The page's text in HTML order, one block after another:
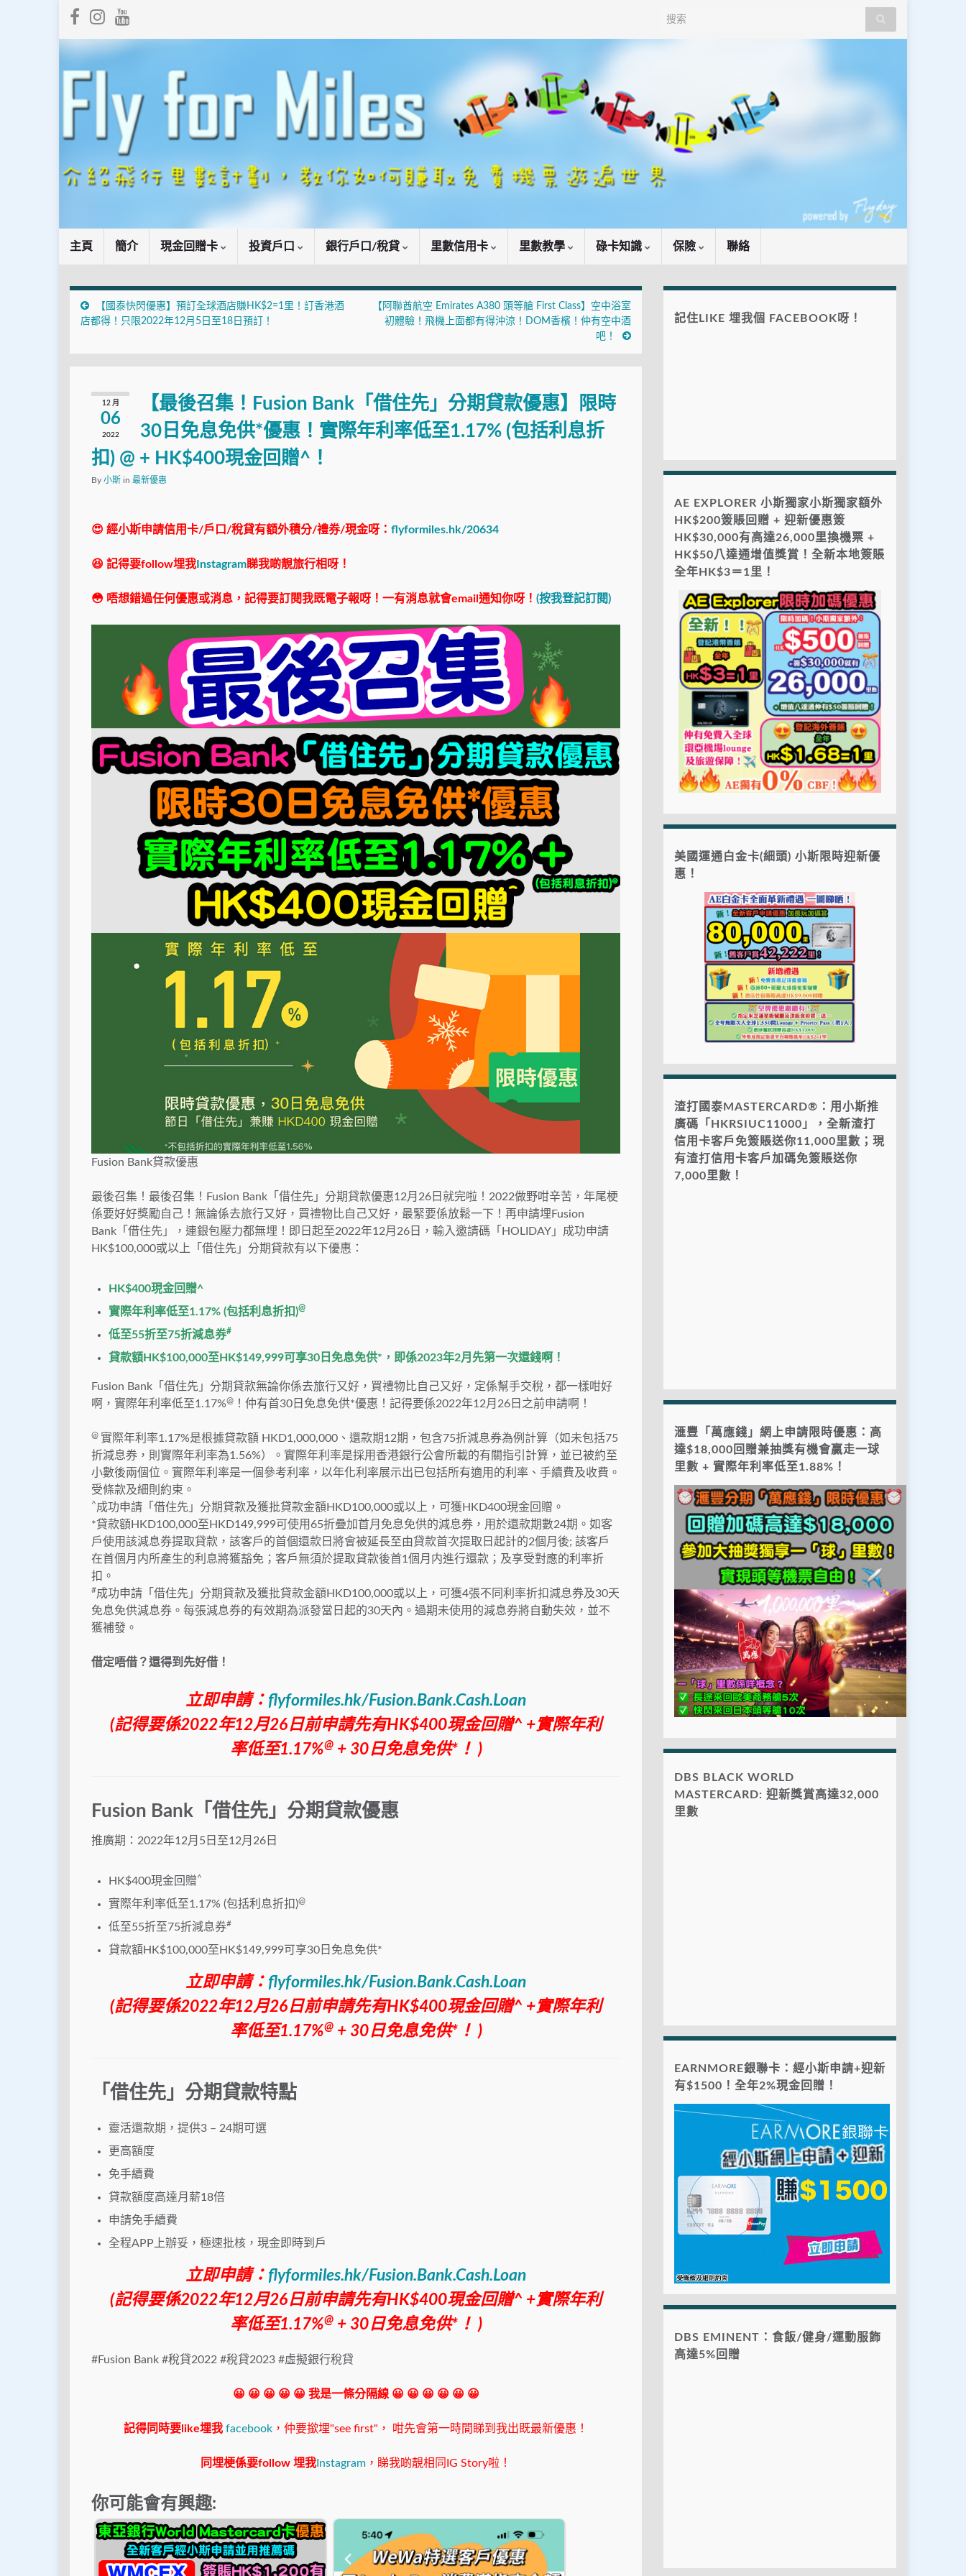
Search for:
主頁 簡介 現金回贈卡 投資戶口 銀行戶口/稅貸 里數信用卡 里數教學 碌卡知識 保險 聯絡
【國泰快閃優惠】預訂全球酒店賺HK$2=1里！訂香港酒
店都得！只限2022年12月5日至18日預訂！
【阿聯酋航空 Emirates A380 頭等艙 First Class】空中浴室
初體驗！飛機上面都有得沖涼！DOM香檳！仲有空中酒
吧！
12 月
06
2022
【最後召集！Fusion Bank「借住先」分期貸款優惠】限時
30日免息免供*優惠！實際年利率低至1.17% (包括利息折
扣) @ + HK$400現金回贈^！
By 小斯 in 最新優惠
😍 經小斯申請信用卡/戶口/稅貸有額外積分/禮券/現金呀： flyformiles.hk/20634
😆 記得要follow埋我 Instagram睇我啲靚旅行相呀！
😳 唔想錯過任何優惠或消息，記得要訂閱我既電子報呀！一有消息就會email通知你呀！ (按我登記訂閱)
Fusion Bank貸款優惠
最後召集！最後召集！Fusion Bank「借住先」分期貸款優惠12月26日就完啦！2022做野咁辛苦，年尾梗
係要好好獎勵自己！無論係去旅行又好，買禮物比自己又好，最緊要係放鬆一下！再申請埋Fusion
Bank「借住先」，連銀包壓力都無埋！即日起至2022年12月26日，輸入邀請碼「HOLIDAY」成功申請
HK$100,000或以上「借住先」分期貸款有以下優惠：
HK$400現金回贈^
實際年利率低至1.17% (包括利息折扣)@
低至55折至75折減息券#
貸款額HK$100,000至HK$149,999可享30 日免息免供* ，即係2023年2月先第一次還錢啊！
Fusion Bank「借住先」分期貸款無論你係去旅行又好，買禮物比自己又好，定係幫手交稅，都一樣咁好
啊，實際年利率低至1.17%@ ！仲有首30日免息免供*優惠！記得要係2022年12月26日之前申請啊！
@ 實際年利率1.17%是根據貸款額 HKD1,000,000、還款期12期，包含75折減息券為例計算（如未包括75
折減息券，則實際年利率為1.56%）。實際年利率是採用香港銀行公會所載的有關指引計算，並已被約至
小數後兩個位。實際年利率是一個參考利率，以年化利率展示出已包括所有適用的利率、手續費及收費。
受條款及細則約束。
^成功申請「借住先」分期貸款及獲批貸款金額HKD100,000或以上，可獲HKD400現金回贈。
*貸款額HKD100,000至HKD149,999可使用65折疊加首月免息免供的減息券，用於還款期數24期。如客
戶使用該減息券提取貸款，該客戶的首個還款日將會被延長至由貸款首次提取日起計的2個月後; 該客戶
在首個月内所產生的利息將獲豁免；客戶無須於提取貸款後首1個月内進行還款；及享受對應的利率折
扣。
#成功申請「借住先」分期貸款及獲批貸款金額HKD100,000或以上，可獲4張不同利率折扣減息券及30天
免息免供減息券。每張減息券的有效期為派發當日起的30天內。過期未使用的減息券將自動失效，並不
獲補發。
借定唔借？還得到先好借！
立即申請： flyformiles.hk/Fusion.Bank.Cash.Loan
(記得要係2022年12月26日前申請先有HK$400現金回贈^ +實際年利
率低至1.17%@+ 30日免息免供*！ )
Fusion Bank「借住先」分期貸款優惠
推廣期：2022年12月5日至12月26日
HK$400現金回贈^
實際年利率低至1.17% (包括利息折扣)@
低至55折至75折減息券#
貸款額HK$100,000至HK$149,999可享30日免息免供*
立即申請： flyformiles.hk/Fusion.Bank.Cash.Loan
(記得要係2022年12月26日前申請先有HK$400現金回贈^ +實際年利
率低至1.17%@+ 30日免息免供*！ )
「借住先」分期貸款特點
靈活還款期，提供3 – 24期可選
更高額度
免手續費
貸款額度高達月薪18倍
申請免手續費
全程APP上辦妥，極速批核，現金即時到戶
立即申請： flyformiles.hk/Fusion.Bank.Cash.Loan
(記得要係2022年12月26日前申請先有HK$400現金回贈^ +實際年利
率低至1.17%@+ 30日免息免供*！ )
#Fusion Bank #稅貸2022 #稅貸2023 #虛擬銀行稅貸
😀 😀 😀 😀 😀 我是一條分隔線 😀 😀 😀 😀 😀 😀
記得同時要like埋我 facebook ，仲要撳埋"see first"， 咁先會第一時間睇到我出既最新優惠！
同埋梗係要follow 埋我 Instagram ，睇我啲靚相同IG Story啦！
你可能會有興趣:
記住LIKE 埋我個 FACEBOOK呀！
AE EXPLORER 小斯獨家小斯獨家額外
HK$200簽賬回贈 + 迎新優惠簽
HK$30,000有高達26,000里換機票 +
HK$50八達通增值獎賞！全新本地簽賬
全年HK$3＝1里！
美國運通白金卡(細頭) 小斯限時迎新優
惠！
渣打國泰MASTERCARD®：用小斯推
廣碼「HKRSIUC11000」，全新渣打
信用卡客戶免簽賬送你11,000里數；現
有渣打信用卡客戶加碼免簽賬送你
7,000里數！
滙豐「萬應錢」網上申請限時優惠：高
達$18,000回贈兼抽獎有機會贏走一球
里數 + 實際年利率低至1.88%！
DBS BLACK WORLD
MASTERCARD: 迎新獎賞高達32,000
里數
EARNMORE銀聯卡：經小斯申請+迎新
有$1500！全年2%現金回贈！
DBS EMINENT：食飯/健身/運動服飾
高達5%回贈